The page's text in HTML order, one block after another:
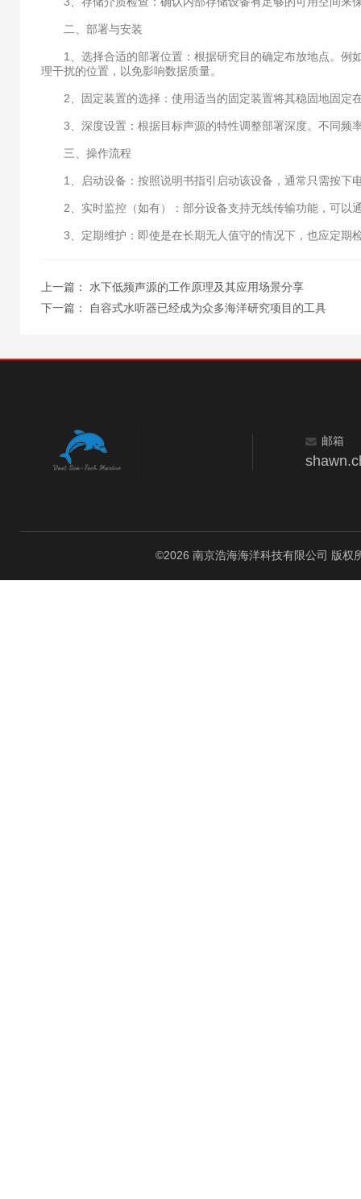
二、部署与安装
1、选择合适的部署位置：根据研究目的确定布放地点。例
理干扰的位置，以免影响数据质量。
2、固定装置的选择：使用适当的固定装置将其稳固地固定
3、深度设置：根据目标声源的特性调整部署深度。不同频
三、操作流程
1、启动设备：按照说明书指引启动该设备，通常只需按下
2、实时监控（如有）：部分设备支持无线传输功能，可以
3、定期维护：即使是在长期无人值守的情况下，也应定期
上一篇： 水下低频声源的工作原理及其应用场景分享
下一篇：
自容式水听器已经成为众多海洋研究项目的工具
邮箱
©2026 南京浩海海洋科技有限公司 版权